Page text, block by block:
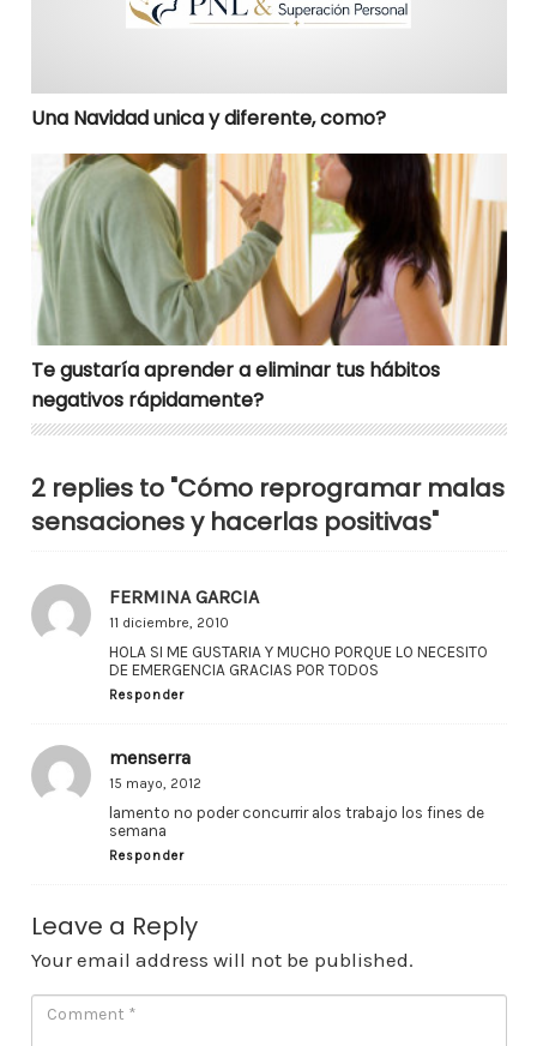
Una Navidad unica y diferente, como?
Te gustaría aprender a eliminar tus hábitos
Te gustaría aprender a eliminar tus hábitos
negativos rápidamente?
2 replies to "Cómo reprogramar malas
sensaciones y hacerlas positivas"
FERMINA GARCIA
11 diciembre, 2010
HOLA SI ME GUSTARIA Y MUCHO PORQUE LO NECESITO
DE EMERGENCIA GRACIAS POR TODOS
Responder
menserra
15 mayo, 2012
lamento no poder concurrir alos trabajo los fines de
semana
Responder
Leave a Reply
Your email address will not be published.